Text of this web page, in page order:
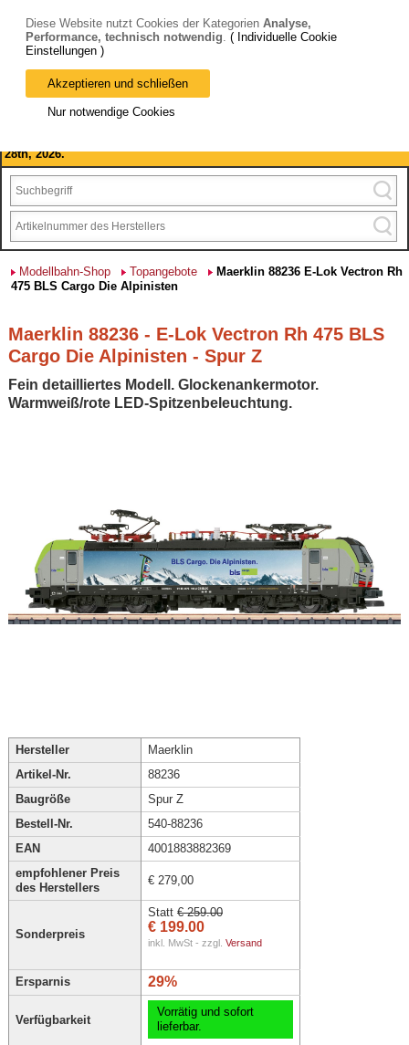
Bitte beachten Sie: wir machen Betriebsferien, vom 03. bis 28.
August 2026 haben wir geschlossen.
28th, 2026.
Modellbahn-Shop Topangebote
Maerklin 88236 E-Lok Vectron Rh
475 BLS Cargo Die Alpinisten
Maerklin 88236 - E-Lok Vectron Rh 475 BLS
Cargo Die Alpinisten - Spur Z
Fein detailliertes Modell. Glockenankermotor.
Warmweiß/rote LED-Spitzenbeleuchtung.
Hersteller
Maerklin
Artikel-Nr.
88236
Baugröße
Spur Z
Bestell-Nr.
540-88236
EAN
4001883882369
empfohlener Preis
des Herstellers
€ 279,00
Sonderpreis
Statt € 259.00
€ 199.00
inkl. MwSt - zzgl. Versand
Ersparnis 29%
Verfügbarkeit
Vorrätig und sofort
lieferbar.
Diese Website nutzt Cookies der Kategorien Analyse,
Performance, technisch notwendig. ( Individuelle Cookie
Einstellungen )
Akzeptieren und schließen
Nur notwendige Cookies